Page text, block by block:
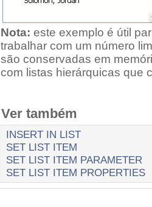
Nota: este exemplo é útil
trabalhar com um número
são conservadas em
com listas hierárquicas que
Ver também
INSERT IN LIST
SET LIST ITEM
SET LIST ITEM PARAMETER
SET LIST ITEM PROPERTIES